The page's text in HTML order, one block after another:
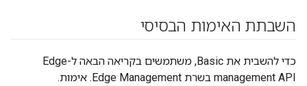
השבתת האימות הבסיסי
כדי להשבית את Basic, משתמשים בקריאה הבאה ל-Edge
management API בשרת Edge Management. אימות.